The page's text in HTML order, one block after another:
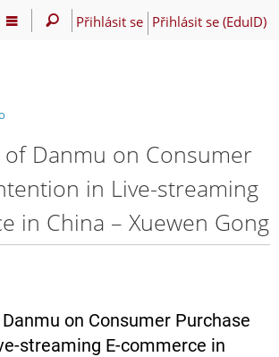
Přihlásit se Přihlásit se (EduID)
Danmu on Consumer
in Live-streaming
in China – Xuewen Gong
on Consumer Purchase
streaming E-commerce in